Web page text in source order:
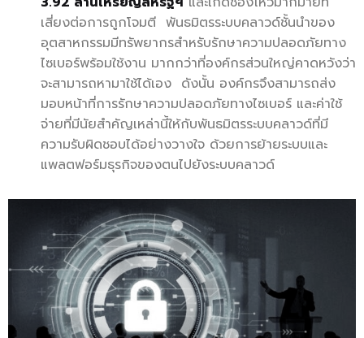
เสี่ยงต่อการถูกโจมตี พันธมิตรระบบคลาวด์ชั้นนำของ
อุตสาหกรรมมีทรัพยากรสำหรับรักษาความปลอดภัยทาง
ไซเบอร์พร้อมใช้งาน มากกว่าที่องค์กรส่วนใหญ่คาดหวังว่า
จะสามารถหามาใช้ได้เอง ดังนั้น องค์กรจึงสามารถส่ง
มอบหน้าที่การรักษาความปลอดภัยทางไซเบอร์ และค่าใช้
จ่ายที่มีนัยสำคัญเหล่านี้ให้กับพันธมิตรระบบคลาวด์ที่มี
ความรับผิดชอบได้อย่างวางใจ ด้วยการย้ายระบบและ
แพลตฟอร์มธุรกิจของตนไปยังระบบคลาวด์